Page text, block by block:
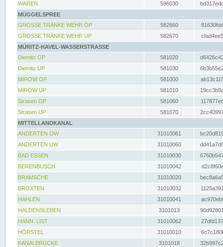
WAREN
596030
MÜGGELSPREE
GROSSE TRÄNKE WEHR OP
582660
GROSSE TRÄNKE WEHR UP
582670
MÜRITZ-HAVEL-WASSERSTRASSE
Diemitz OP
581020
Diemitz UP
581030
MIROW OP
581000
MIROW UP
581010
Strasen OP
581060
Strasen UP
581070
MITTELLANDKANAL
ANDERTEN OW
31010061
ANDERTEN UW
31010060
BAD ESSEN
31010030
BERENBUSCH
31010042
BRAMSCHE
31010020
BROXTEN
31010032
HAHLEN
31010041
HALDENSLEBEN
3101013
HANN. LIST
31010062
HÖRSTEL
31010010
KANALBRÜCKE
3101018